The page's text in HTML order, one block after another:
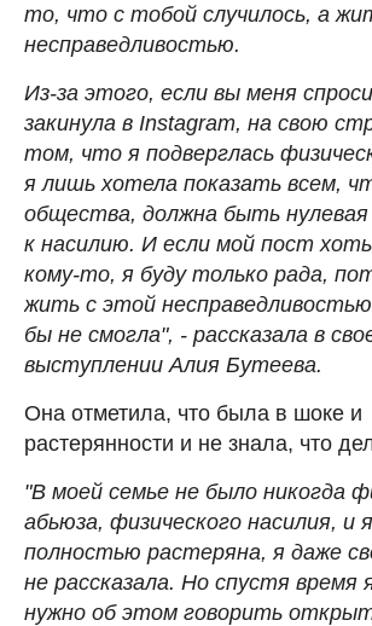
то, что с тобой случилось, а
несправедливостью.
Из-за этого, если вы меня
закинула в Instagram, на свою
том, что я подверглась
я лишь хотела показать всем,
общества, должна быть
к насилию. И если мой пост
кому-то, я буду только рада,
жить с этой
бы не смогла", - рассказала в
выступлении Алия Бутеева.
Она отметила, что была в шоке и
растерянности и не знала, что
"В моей семье не было никогда
абьюза, физического насилия, и
полностью растеряна, я даже
не рассказала. Но спустя время
нужно об этом говорить